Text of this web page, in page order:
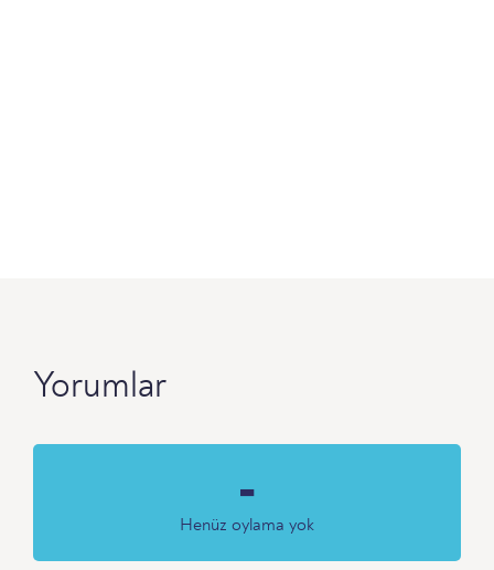
Yorumlar
-
Henüz oylama yok